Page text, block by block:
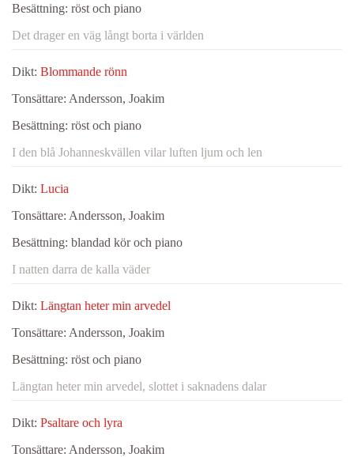
Besättning: röst och piano
Det drager en väg långt borta i världen
Dikt: Blommande rönn
Tonsättare: Andersson, Joakim
Besättning: röst och piano
I den blå Johanneskvällen vilar luften ljum och len
Dikt: Lucia
Tonsättare: Andersson, Joakim
Besättning: blandad kör och piano
I natten darra de kalla väder
Dikt: Längtan heter min arvedel
Tonsättare: Andersson, Joakim
Besättning: röst och piano
Längtan heter min arvedel, slottet i saknadens dalar
Dikt: Psaltare och lyra
Tonsättare: Andersson, Joakim